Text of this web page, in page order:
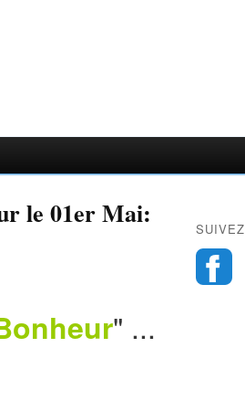
le 01er Mai:
" ...